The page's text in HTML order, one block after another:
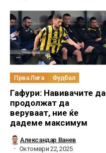
Прва Лига Фудбал
Гафури: Навивачите да
продолжат да
веруваат, ние ќе
дадеме максимум
Александар Ванев
Октомври 22, 2025